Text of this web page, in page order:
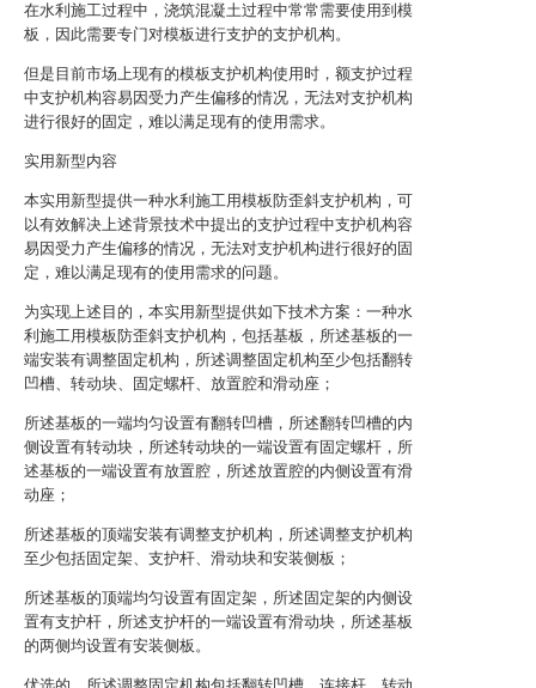
在水利施工过程中，浇筑混凝土过程中常常需要使用到模
板，因此需要专门对模板进行支护的支护机构。
但是目前市场上现有的模板支护机构使用时，额支护过程
中支护机构容易因受力产生偏移的情况，无法对支护机构
进行很好的固定，难以满足现有的使用需求。
实用新型内容
本实用新型提供一种水利施工用模板防歪斜支护机构，可
以有效解决上述背景技术中提出的支护过程中支护机构容
易因受力产生偏移的情况，无法对支护机构进行很好的固
定，难以满足现有的使用需求的问题。
为实现上述目的，本实用新型提供如下技术方案：一种水
利施工用模板防歪斜支护机构，包括基板，所述基板的一
端安装有调整固定机构，所述调整固定机构至少包括翻转
凹槽、转动块、固定螺杆、放置腔和滑动座；
所述基板的一端均匀设置有翻转凹槽，所述翻转凹槽的内
侧设置有转动块，所述转动块的一端设置有固定螺杆，所
述基板的一端设置有放置腔，所述放置腔的内侧设置有滑
动座；
所述基板的顶端安装有调整支护机构，所述调整支护机构
至少包括固定架、支护杆、滑动块和安装侧板；
所述基板的顶端均匀设置有固定架，所述固定架的内侧设
置有支护杆，所述支护杆的一端设置有滑动块，所述基板
的两侧均设置有安装侧板。